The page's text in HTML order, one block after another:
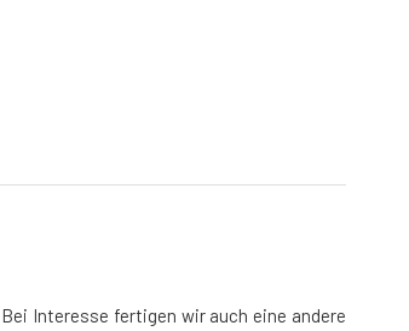
Bei Interesse fertigen wir auch eine andere